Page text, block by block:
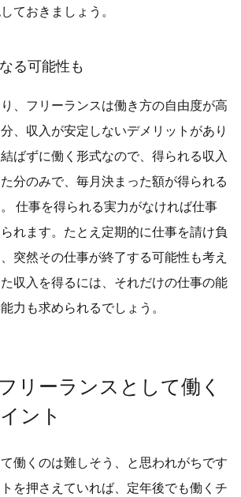
ておきましょう。
る可能性も
、フリーランスは働き方の自由度が高
、収入が安定しないデメリットがあり
ばずに働く形式なので、得られる収入
分のみで、毎月決まった額が得られる
仕事を得られる実力がなければ仕事
れます。たとえ定期的に仕事を請け負
突然その仕事が終了する可能性も考え
収入を得るには、それだけの仕事の能
力も求められるでしょう。
リーランスとして働く
ント
働くのは難しそう、と思われがちです
を押さえていれば、定年後でも働くチ